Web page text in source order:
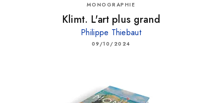
MONOGRAPHIE
Klimt. L'art plus grand
Philippe Thiebaut
09/10/2024